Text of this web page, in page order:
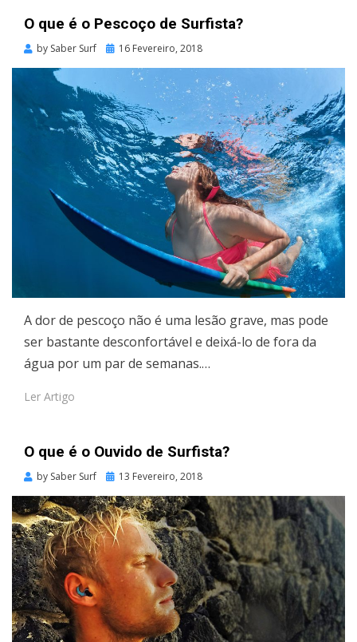
O que é o Pescoço de Surfista?
by Saber Surf
Posted
16 Fevereiro, 2018
A dor de pescoço não é uma lesão grave, mas pode
ser bastante desconfortável e deixá-lo de fora da
água por um par de semanas.…
Ler Artigo
O que é o Ouvido de Surfista?
by Saber Surf
Posted
13 Fevereiro, 2018